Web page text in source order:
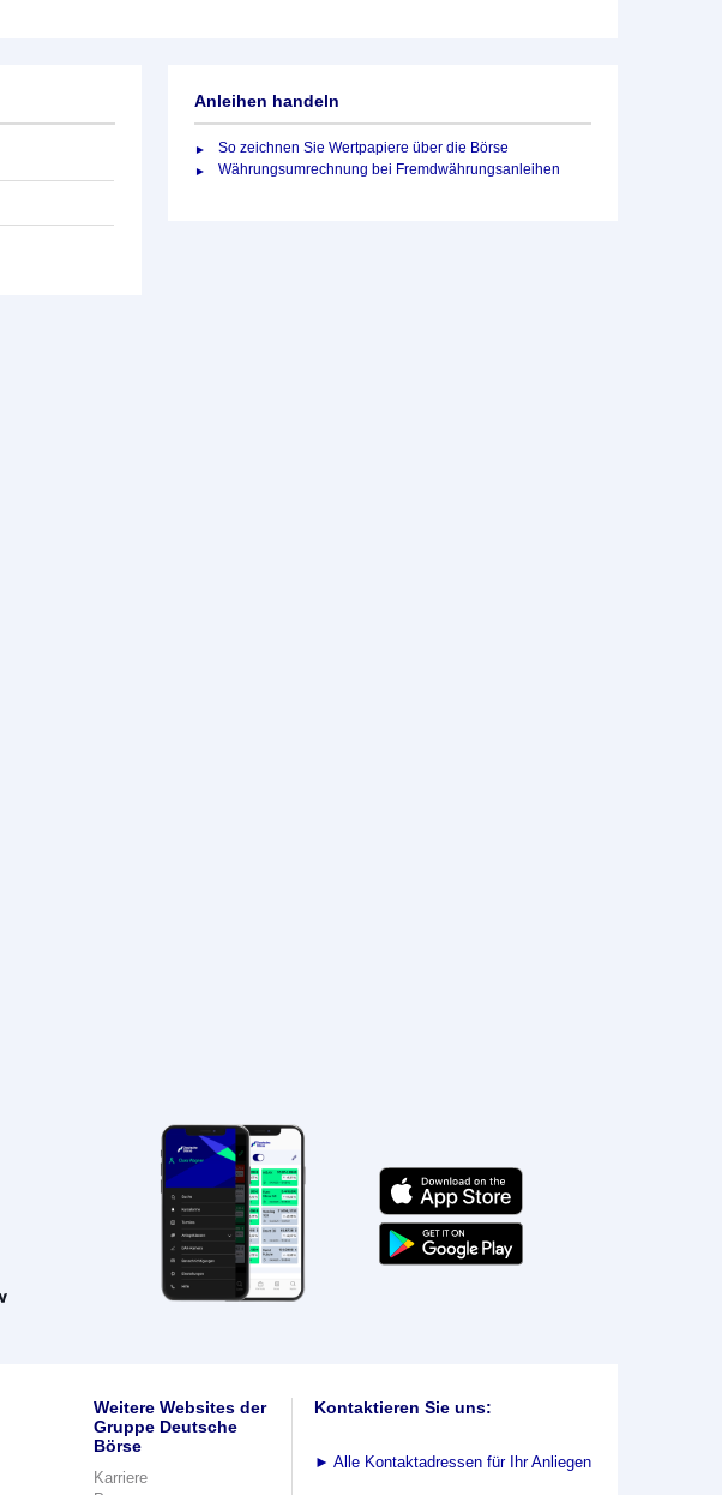
Anleihen handeln
So zeichnen Sie Wertpapiere über die Börse
Währungsumrechnung bei Fremdwährungsanleihen
Weitere Websites der
Gruppe Deutsche
Börse
Karriere
Kontaktieren Sie uns:
► Alle Kontaktadressen für Ihr Anliegen